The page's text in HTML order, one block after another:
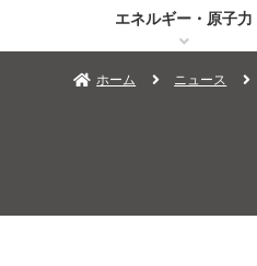
エネルギー・原子力
TOPページへ
TOPページへ
ホーム ニュース